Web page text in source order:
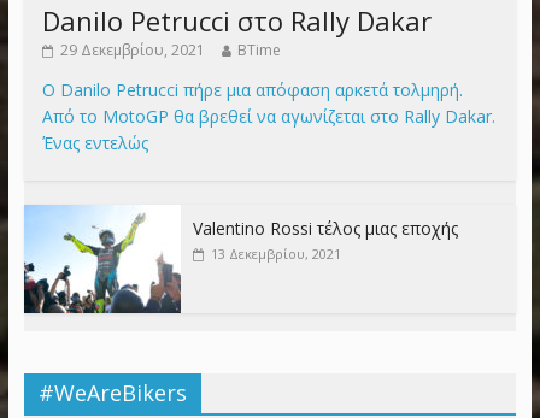
Danilo Petrucci στο Rally Dakar
29 Δεκεμβρίου, 2021 BTime
Ο Danilo Petrucci πήρε μια απόφαση αρκετά τολμηρή.
Από το MotoGP θα βρεθεί να αγωνίζεται στο Rally Dakar.
Ένας εντελώς
Valentino Rossi τέλος μιας εποχής
13 Δεκεμβρίου, 2021
#WeAreBikers